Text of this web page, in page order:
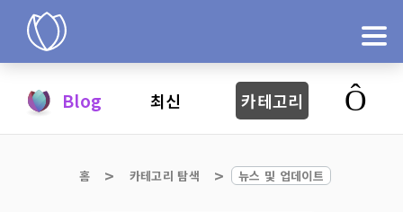
지금 시도
Blog 최신 카테고리
홈 카테고리 탐색 뉴스 및 업데이트